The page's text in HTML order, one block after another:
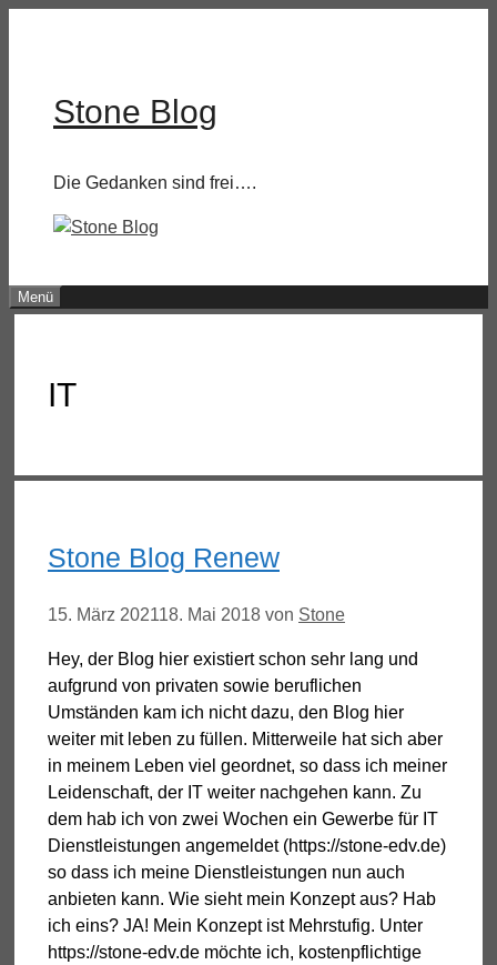
Stone Blog
Die Gedanken sind frei….
Menü
IT
Stone Blog Renew
15. März 202118. Mai 2018 von Stone
Hey, der Blog hier existiert schon sehr lang und
aufgrund von privaten sowie beruflichen
Umständen kam ich nicht dazu, den Blog hier
weiter mit leben zu füllen. Mitterweile hat sich aber
in meinem Leben viel geordnet, so dass ich meiner
Leidenschaft, der IT weiter nachgehen kann. Zu
dem hab ich von zwei Wochen ein Gewerbe für IT
Dienstleistungen angemeldet (https://stone-edv.de)
so dass ich meine Dienstleistungen nun auch
anbieten kann. Wie sieht mein Konzept aus? Hab
ich eins? JA! Mein Konzept ist Mehrstufig. Unter
https://stone-edv.de möchte ich, kostenpflichtige